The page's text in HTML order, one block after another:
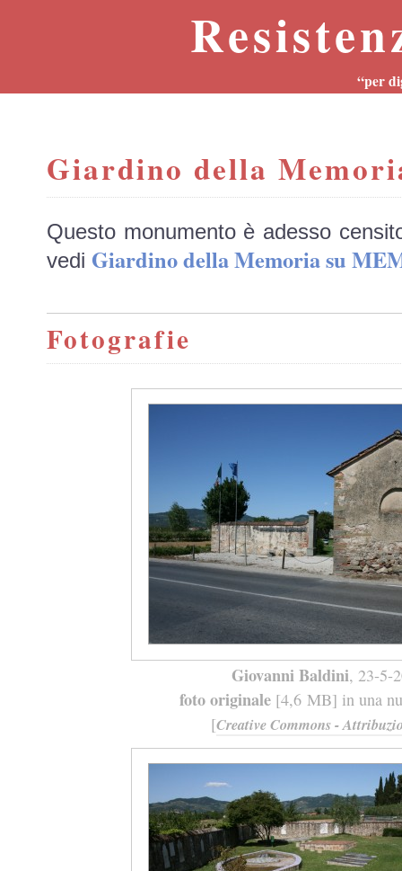
“per
Giardino della
Questo monumento è adesso
vedi Giardino della Memoria su
Fotografie
Giovanni Baldini, 23-5-
foto originale[4,6 MB] in una
[Creative Commons -